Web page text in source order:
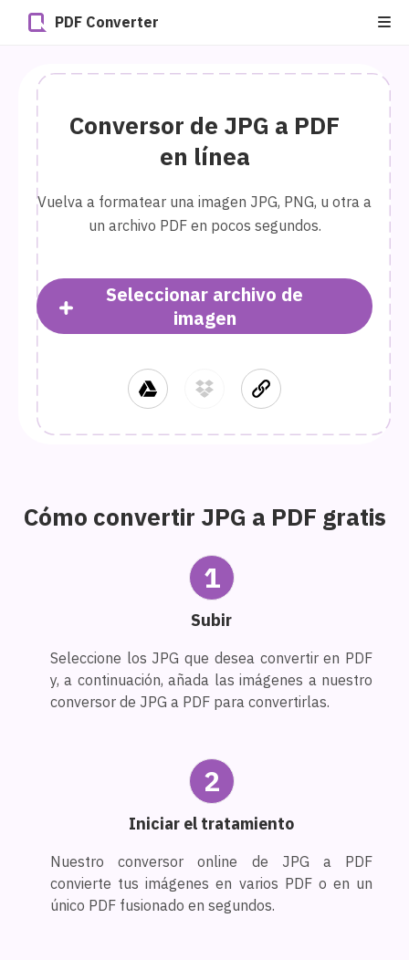
PDF Converter
Conversor de JPG a PDF
en línea
Vuelva a formatear una imagen JPG, PNG, u otra a
un archivo PDF en pocos segundos.
Seleccionar archivo de
imagen
Cómo convertir JPG a PDF gratis
1
Subir
Seleccione los JPG que desea convertir en PDF
y, a continuación, añada las imágenes a nuestro
conversor de JPG a PDF para convertirlas.
2
Iniciar el tratamiento
Nuestro conversor online de JPG a PDF
convierte tus imágenes en varios PDF o en un
único PDF fusionado en segundos.